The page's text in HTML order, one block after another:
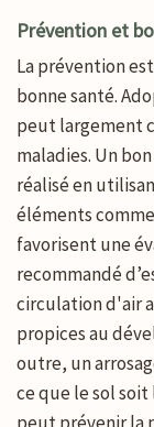
Prévention et
La prévention
bonne santé.
peut largement
maladies. Un
réalisé en
éléments
favorisent une
recommandé
circulation d'air
propices au
outre, un
ce que le sol